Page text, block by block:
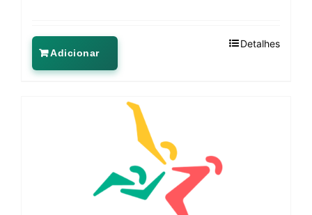
Adicionar
Detalhes